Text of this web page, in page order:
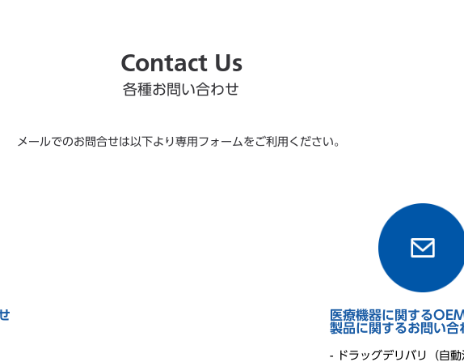
Contact Us
各種お問い合わせ
メールでのお問合せは以下より専用フォームをご利用ください。
医療機器に関する
製品に関するお問い合
- ドラッグデリバリ（自動